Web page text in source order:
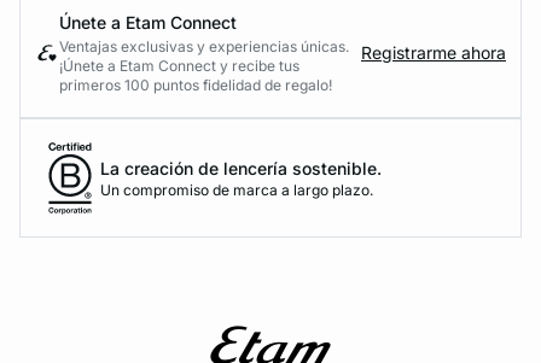
Únete a Etam Connect
Ventajas exclusivas y experiencias únicas.
¡Únete a Etam Connect y recibe tus
primeros 100 puntos fidelidad de regalo!
Registrarme ahora
La creación de lencería sostenible.
Un compromiso de marca a largo plazo.